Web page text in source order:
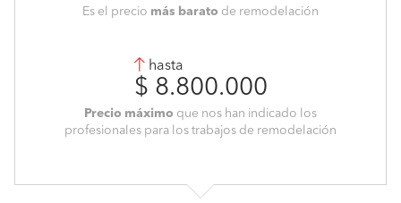
Es el precio más barato de remodelación
hasta
$ 8.800.000
Precio máximo que nos han indicado los
profesionales para los trabajos de remodelación